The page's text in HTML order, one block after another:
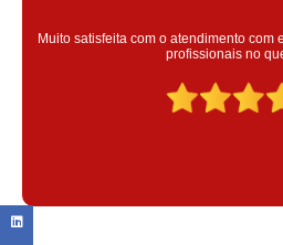
Super satisfeita com o serviço
colaoradores educado e transparente,
Claudinei excelente